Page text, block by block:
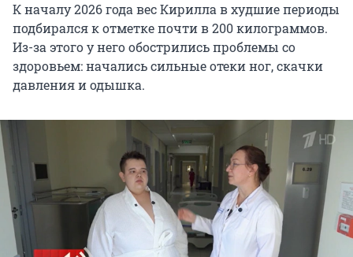
К началу 2026 года вес Кирилла в худшие периоды
подбирался к отметке почти в 200 килограммов.
Из-за этого у него обострились проблемы со
здоровьем: начались сильные отеки ног, скачки
давления и одышка.